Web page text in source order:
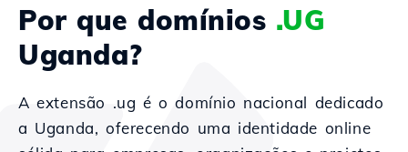
Por que domínios .UG
Uganda?
A extensão .ug é o domínio nacional dedicado
a Uganda, oferecendo uma identidade online